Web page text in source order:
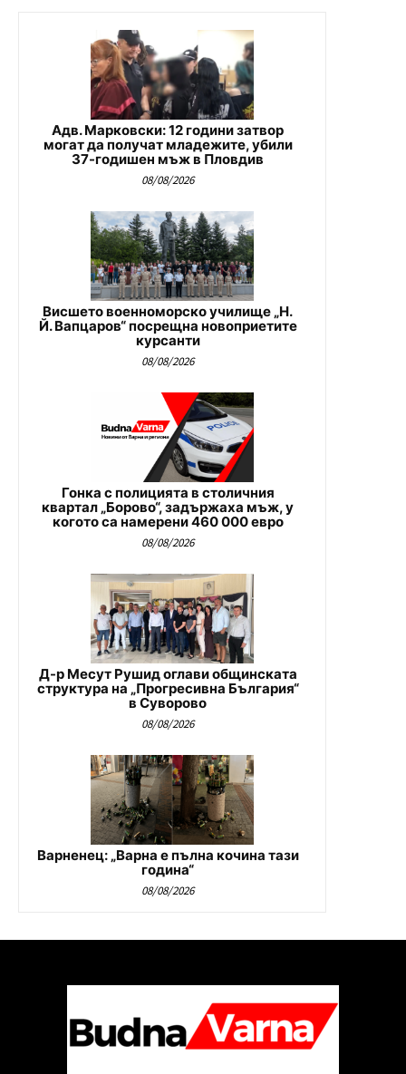
Адв. Марковски: 12 години затвор
могат да получат младежите, убили
37-годишен мъж в Пловдив
08/08/2026
Висшето военноморско училище „Н.
Й. Вапцаров“ посрещна новоприетите
курсанти
08/08/2026
Гонка с полицията в столичния
квартал „Борово“, задържаха мъж, у
когото са намерени 460 000 евро
08/08/2026
Д-р Месут Рушид оглави общинската
структура на „Прогресивна България“
в Суворово
08/08/2026
Варненец: „Варна е пълна кочина тази
година“
08/08/2026